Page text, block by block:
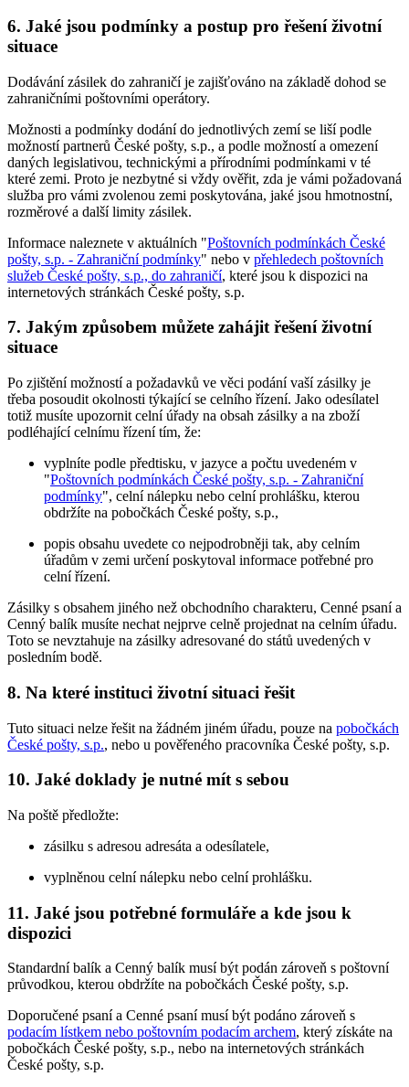
6. Jaké jsou podmínky a postup pro řešení životní
situace
Dodávání zásilek do zahraničí je zajišťováno na základě dohod se
zahraničními poštovními operátory.
Možnosti a podmínky dodání do jednotlivých zemí se liší podle
možností partnerů České pošty, s.p., a podle možností a omezení
daných legislativou, technickými a přírodními podmínkami v té
které zemi. Proto je nezbytné si vždy ověřit, zda je vámi požadovaná
služba pro vámi zvolenou zemi poskytována, jaké jsou hmotnostní,
rozměrové a další limity zásilek.
Informace naleznete v aktuálních "Poštovních podmínkách České
pošty, s.p. - Zahraniční podmínky" nebo v přehledech poštovních
služeb České pošty, s.p., do zahraničí, které jsou k dispozici na
internetových stránkách České pošty, s.p.
7. Jakým způsobem můžete zahájit řešení životní
situace
Po zjištění možností a požadavků ve věci podání vaší zásilky je
třeba posoudit okolnosti týkající se celního řízení. Jako odesílatel
totiž musíte upozornit celní úřady na obsah zásilky a na zboží
podléhající celnímu řízení tím, že:
vyplníte podle předtisku, v jazyce a počtu uvedeném v
"Poštovních podmínkách České pošty, s.p. - Zahraniční
podmínky", celní nálepku nebo celní prohlášku, kterou
obdržíte na pobočkách České pošty, s.p.,
popis obsahu uvedete co nejpodrobněji tak, aby celním
úřadům v zemi určení poskytoval informace potřebné pro
celní řízení.
Zásilky s obsahem jiného než obchodního charakteru, Cenné psaní a
Cenný balík musíte nechat nejprve celně projednat na celním úřadu.
Toto se nevztahuje na zásilky adresované do států uvedených v
posledním bodě.
8. Na které instituci životní situaci řešit
Tuto situaci nelze řešit na žádném jiném úřadu, pouze na pobočkách
České pošty, s.p., nebo u pověřeného pracovníka České pošty, s.p.
10. Jaké doklady je nutné mít s sebou
Na poště předložte:
zásilku s adresou adresáta a odesílatele,
vyplněnou celní nálepku nebo celní prohlášku.
11. Jaké jsou potřebné formuláře a kde jsou k
dispozici
Standardní balík a Cenný balík musí být podán zároveň s poštovní
průvodkou, kterou obdržíte na pobočkách České pošty, s.p.
Doporučené psaní a Cenné psaní musí být podáno zároveň s
podacím lístkem nebo poštovním podacím archem, který získáte na
pobočkách České pošty, s.p., nebo na internetových stránkách
České pošty, s.p.